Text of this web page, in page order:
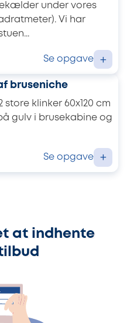
under vores
Vi har
Se opgave +
bruseniche
store klinker 60x120 cm
gulv i brusekabine og
Se opgave +
at indhente